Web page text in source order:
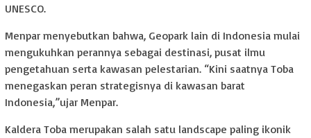
UNESCO.
Menpar menyebutkan bahwa, Geopark lain di Indonesia mulai
mengukuhkan perannya sebagai destinasi, pusat ilmu
pengetahuan serta kawasan pelestarian. “Kini saatnya Toba
menegaskan peran strategisnya di kawasan barat
Indonesia,”ujar Menpar.
Kaldera Toba merupakan salah satu landscape paling ikonik